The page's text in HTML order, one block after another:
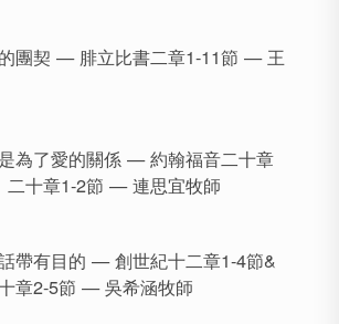
團契 — 腓立比書二章1-11節 — 王
為了愛的關係 — 約翰福音二十章
二十章1-2節 — 連思宜牧師
帶有目的 — 創世紀十二章1-4節&
章2-5節 — 吳希涵牧師